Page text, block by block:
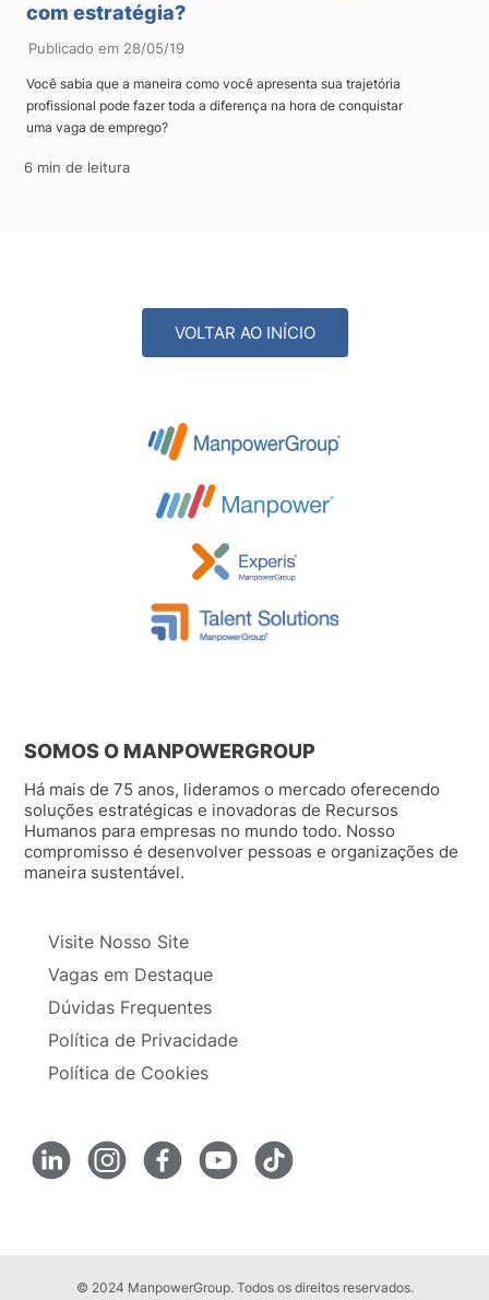
com estratégia?
Publicado em 28/05/19
Você sabia que a maneira como você apresenta sua trajetória
profissional pode fazer toda a diferença na hora de conquistar
uma vaga de emprego?
6 min de leitura
VOLTAR AO INÍCIO
SOMOS O MANPOWERGROUP
Há mais de 75 anos, lideramos o mercado oferecendo
soluções estratégicas e inovadoras de Recursos
Humanos para empresas no mundo todo. Nosso
compromisso é desenvolver pessoas e organizações de
maneira sustentável.
Visite Nosso Site
Vagas em Destaque
Dúvidas Frequentes
Política de Privacidade
Política de Cookies
© 2024 ManpowerGroup. Todos os direitos reservados.